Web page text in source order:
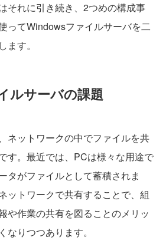
それに引き続き、2つめの構成事
ってWindowsファイルサーバを二
す。
ルサーバの課題
ネットワークの中でファイルを共
す。最近では、PCは様々な用途で
タがファイルとして蓄積されま
ットワークで共有することで、組
や作業の共有を図ることのメリッ
なりつつあります。